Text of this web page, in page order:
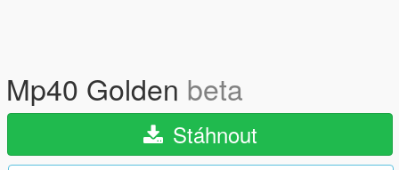
Mp40 Golden beta
Stáhnout